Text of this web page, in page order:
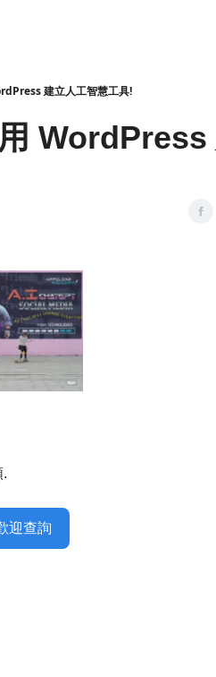
建立人工智慧工具!
WordPress
.
迎查詢